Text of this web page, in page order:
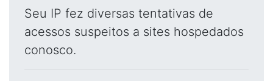
Seu IP fez diversas tentativas de
acessos suspeitos a sites hospedados
conosco.